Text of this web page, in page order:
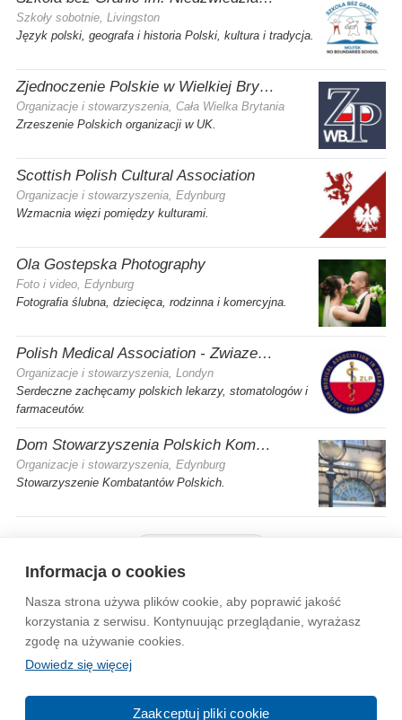
Informacja o cookies
Nasza strona używa plików cookie, aby poprawić jakość
korzystania z serwisu. Kontynuując przeglądanie, wyrażasz
zgodę na używanie cookies.
Dowiedz się więcej
Zaakceptuj pliki cookie
Szkoły sobotnie, Livingston
Język polski, geografa i historia Polski, kultura i tradycja.
Zjednoczenie Polskie w Wielkiej Brytanii
Organizacje i stowarzyszenia, Cała Wielka Brytania
Zrzeszenie Polskich organizacji w UK.
Scottish Polish Cultural Association
Organizacje i stowarzyszenia, Edynburg
Wzmacnia więzi pomiędzy kulturami.
Ola Gostepska Photography
Foto i video, Edynburg
Fotografia ślubna, dziecięca, rodzinna i komercyjna.
Polish Medical Association - Zwiazek Lekarzy Polskich w Wielkiej Brytanii
Organizacje i stowarzyszenia, Londyn
Serdeczne zachęcamy polskich lekarzy, stomatologów i
farmaceutów.
Dom Stowarzyszenia Polskich Kombatantów (SPK) w Edynburgu
Organizacje i stowarzyszenia, Edynburg
Stowarzyszenie Kombatantów Polskich.
Wytyczne dla społeczności Regulamin Prywatność
Reklama Kontakt